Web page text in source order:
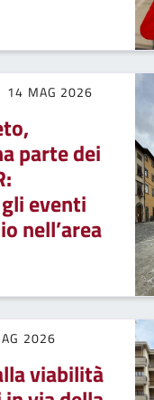
IN VIA DELLE
14 MAG 2026
parte dei
eventi
nell’area
UNA PARTE
2026
viabilità